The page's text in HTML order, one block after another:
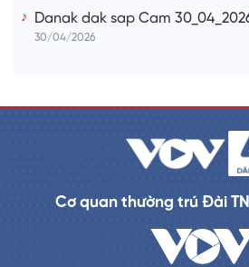
Danak dak sap Cam
30/04/2026
Cơ quan thường trú Đài